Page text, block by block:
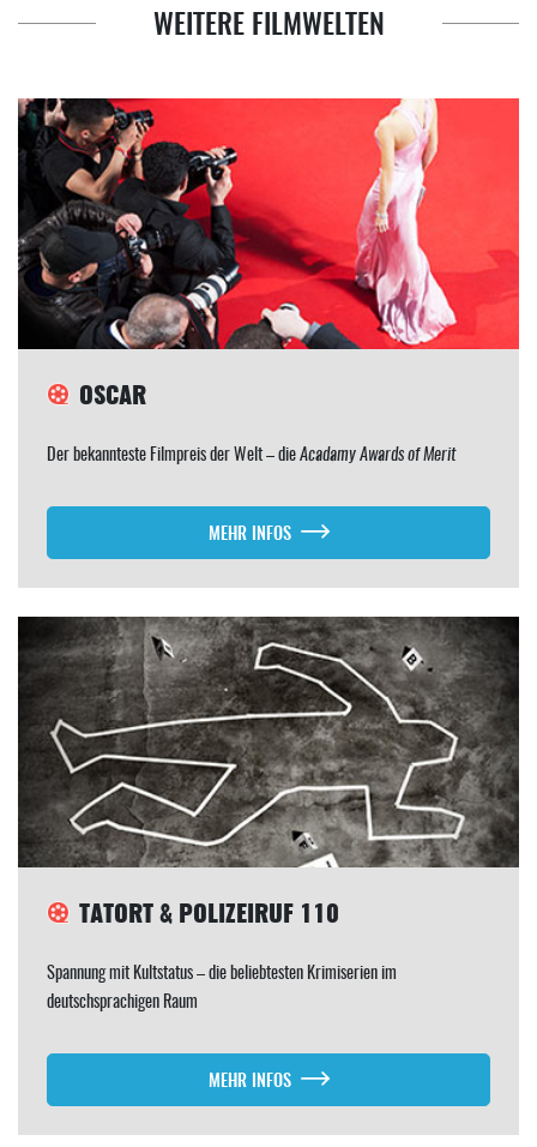
WEITERE FILMWELTEN
OSCAR
Der bekannteste Filmpreis der Welt – dieAcadamy Awards of Merit
MEHR INFOS
TATORT & POLIZEIRUF 110
Spannung mit Kultstatus – die beliebtesten Krimiserien im
deutschsprachigen Raum
MEHR INFOS